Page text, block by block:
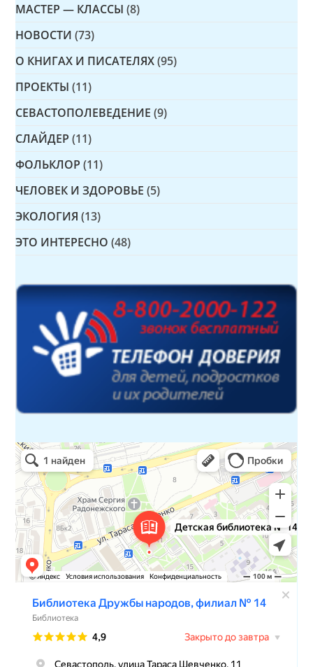
МАСТЕР — КЛАССЫ (8)
НОВОСТИ (73)
О КНИГАХ И ПИСАТЕЛЯХ (95)
ПРОЕКТЫ (11)
СЕВАСТОПОЛЕВЕДЕНИЕ (9)
СЛАЙДЕР (11)
ФОЛЬКЛОР (11)
ЧЕЛОВЕК И ЗДОРОВЬЕ (5)
ЭКОЛОГИЯ (13)
ЭТО ИНТЕРЕСНО (48)
Детская библиотека № 14 Дружбы народов
Библиотека в Севастополе